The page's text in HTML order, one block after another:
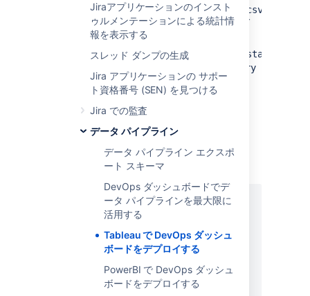
Jiraアプリケーションのインスト
ゥルメンテーションによる統計情
報を表示する
スレッド ダンプの生成
Jira アプリケーションの サポー
ト資格番号 (SEN) を見つける
Jira での監査
データ パイプライン
データ パイプライン エクスポ
ート スキーマ
DevOps ダッシュボードでデ
ータ パイプラインを最大限に
活用する
Tableau で DevOps ダッシュ
ボードをデプロイする
PowerBI で DevOps ダッシュ
ボードをデプロイする
issues_job<job_id>_<timestamp>.csv
ファイルのデータを含むissuesテーブ
ル。
issue_history_job<job_id>_<timestamp>.csv
issue_history
テーブル。
PostgreSQL の例
issue_history、ユーザー テーブルを作成しま
CREATE TABLE issues (
id varchar(50),
instance_url varchar(1000),
"key" varchar(1000),
project_key varchar(1000),
project_name varchar(1000),